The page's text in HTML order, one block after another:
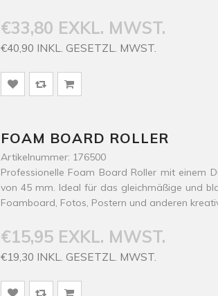
€33,80 EXKL. MWST.
€40,90 INKL. GESETZL. MWST.
FOAM BOARD ROLLER
Artikelnummer: 176500
Professionelle Foam Board Roller mit einem
von 45 mm. Ideal für das gleichmäßige und
Foamboard, Fotos, Postern und anderen
€15,95 EXKL. MWST.
€19,30 INKL. GESETZL. MWST.